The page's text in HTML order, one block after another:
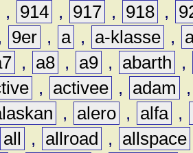
, 914 , 917 , 918 ,
9er , a , a-klasse ,
, a8 , a9 , abarth
,
, activee , adam
, alero , alfa ,
all , allroad , allspace